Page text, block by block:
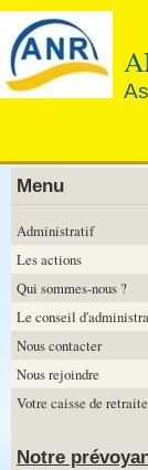
Page d'accueil
Agenda
Notre prévoyance avec
Menu
Administratif
Les actions
Qui sommes-nous ?
Le conseil
Nous contacter
Nous rejoindre
Votre caisse de retraite
Notre